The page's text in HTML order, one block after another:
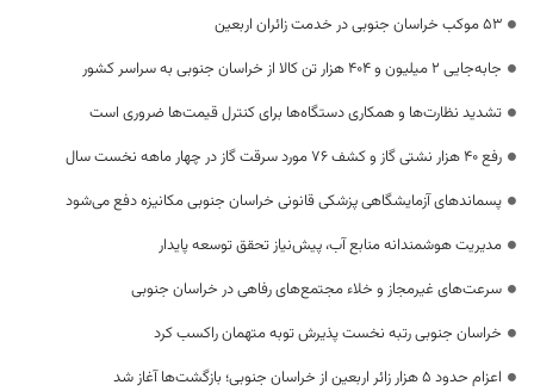
53 موکب خراسان جنوبی در خدمت زائران اربعین
جابه‌جایی 2 میلیون و 404 هزار تن کالا از خراسان جنوبی به سراسر کشور
تشدید نظارت‌ها و همکاری دستگاه‌ها برای کنترل قیمت‌ها ضروری است
رفع 40 هزار نشتی گاز و کشف 76 مورد سرقت گاز در چهار ماهه نخست سال
پسماندهای آزمایشگاهی پزشکی قانونی خراسان جنوبی مکانیزه دفع می‌شود
مدیریت هوشمندانه منابع آب، پیش‌نیاز تحقق توسعه پایدار
سرعت‌های غیرمجاز و خلاء مجتمع‌های رفاهی در خراسان جنوبی
خراسان جنوبی رتبه نخست پذیرش توبه متهمان راکسب کرد
اعزام حدود 5 هزار زائر اربعین از خراسان جنوبی؛ بازگشت‌ها آغاز شد